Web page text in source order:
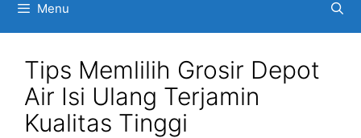
Menu
Tips Memlilih Grosir Depot
Air Isi Ulang Terjamin
Kualitas Tinggi